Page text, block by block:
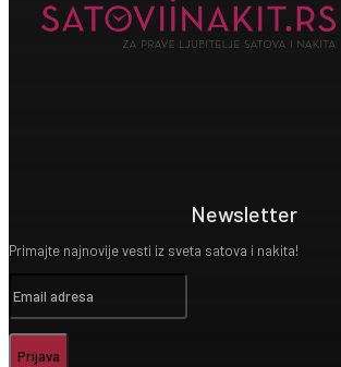
Newsletter
Primajte najnovije vesti iz sveta satova i nakita!
Prijava